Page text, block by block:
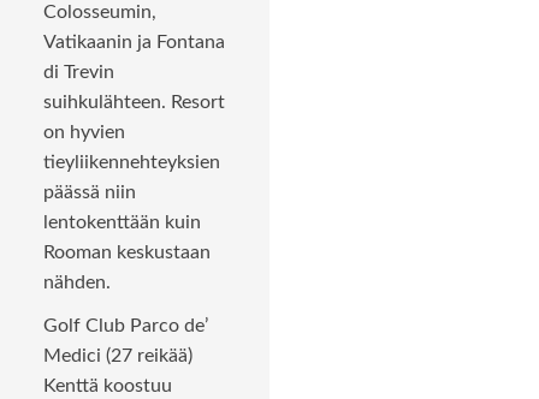
Colosseumin,
Vatikaanin ja Fontana
di Trevin
suihkulähteen. Resort
on hyvien
tieyliikennehteyksien
päässä niin
lentokenttään kuin
Rooman keskustaan
nähden.
Golf Club Parco de’
Medici (27 reikää)
Kenttä koostuu